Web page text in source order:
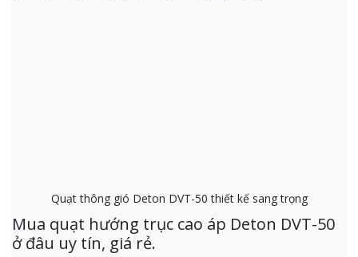
Quạt thông gió Deton DVT-50 thiết kế sang trọng
Mua quạt hướng trục cao áp Deton DVT-50
ở đâu uy tín, giá rẻ.